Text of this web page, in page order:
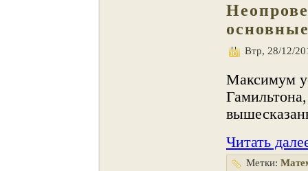
Втр, 28/12/
Максимум
Читать
Метки: